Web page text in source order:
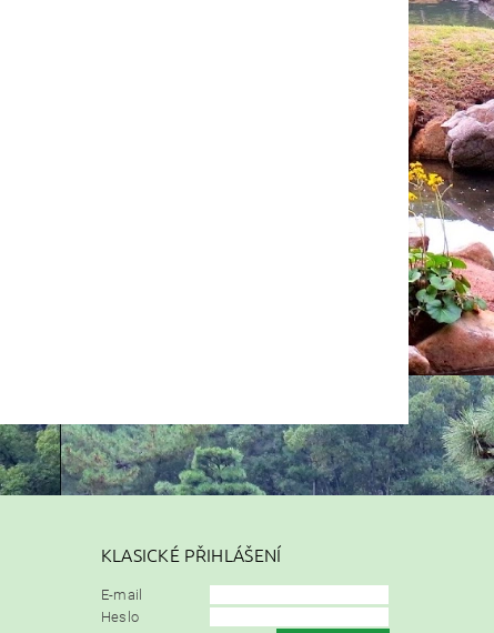
KLASICKÉ PŘIHLÁŠENÍ
E-mail
Heslo